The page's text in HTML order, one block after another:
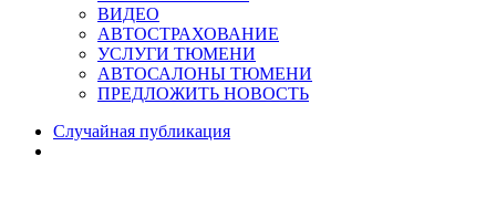
ВИДЕО
АВТОСТРАХОВАНИЕ
УСЛУГИ ТЮМЕНИ
АВТОСАЛОНЫ ТЮМЕНИ
ПРЕДЛОЖИТЬ НОВОСТЬ
Случайная публикация